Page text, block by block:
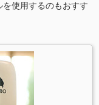
使用するのもおすす